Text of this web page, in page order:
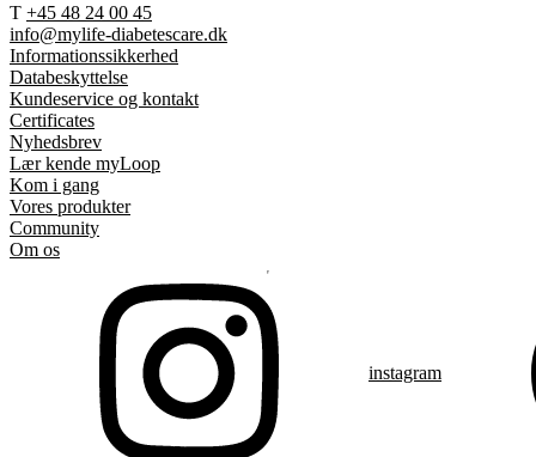
T +45 48 24 00 45
info@mylife-diabetescare.dk
Informationssikkerhed
Databeskyttelse
Kundeservice og kontakt
Certificates
Nyhedsbrev
Lær kende myLoop
Kom i gang
Vores produkter
Community
Om os
instagram